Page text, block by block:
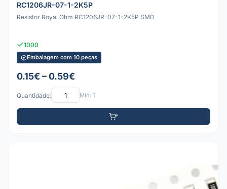
RC1206JR-07-1-2K5P
Resistor Royal Ohm RC1206JR-07-1-2K5P SMD
1000
Embalagem com 10 peças
0.15€ – 0.59€
Quantidade: Mín: 1